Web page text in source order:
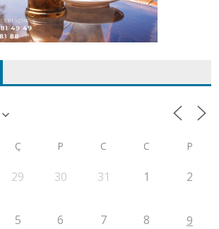
Ç P C C P
29 30 31 1 2
5 6 7 8 9